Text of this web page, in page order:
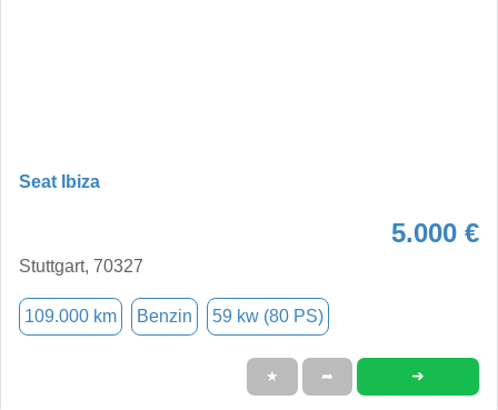
Seat Ibiza
5.000 €
Stuttgart, 70327
109.000 km Benzin 59 kw (80 PS)
★ ➦ ➜